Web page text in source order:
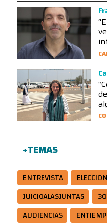
+TEMAS
ENTREVISTA
JUICIOALASJUNTAS
AUDIENCIAS